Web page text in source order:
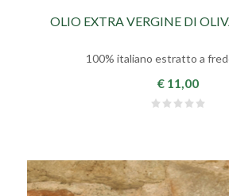
OLIO EXTRA VERGINE DI
100% italiano estratto a
€ 11,00